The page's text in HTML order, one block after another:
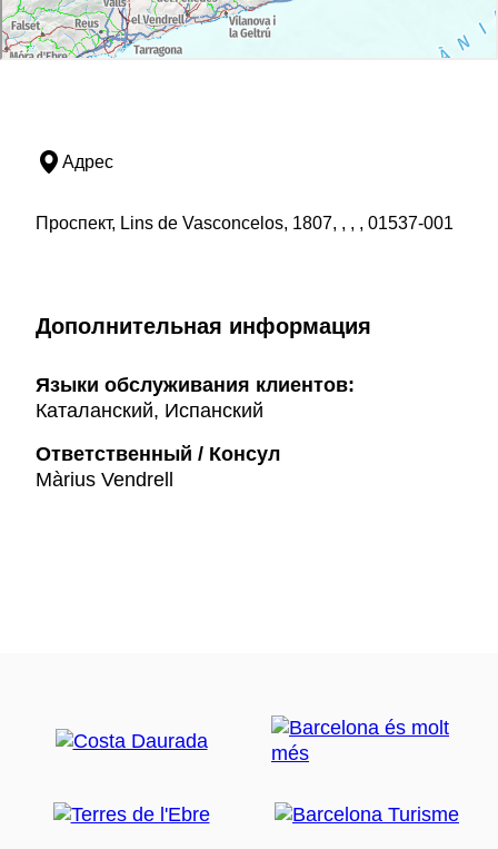
Адрес
Проспект, Lins de Vasconcelos, 1807, , , , 01537-001
Дополнительная информация
Языки обслуживания клиентов:
Каталанский, Испанский
Ответственный / Консул
Màrius Vendrell